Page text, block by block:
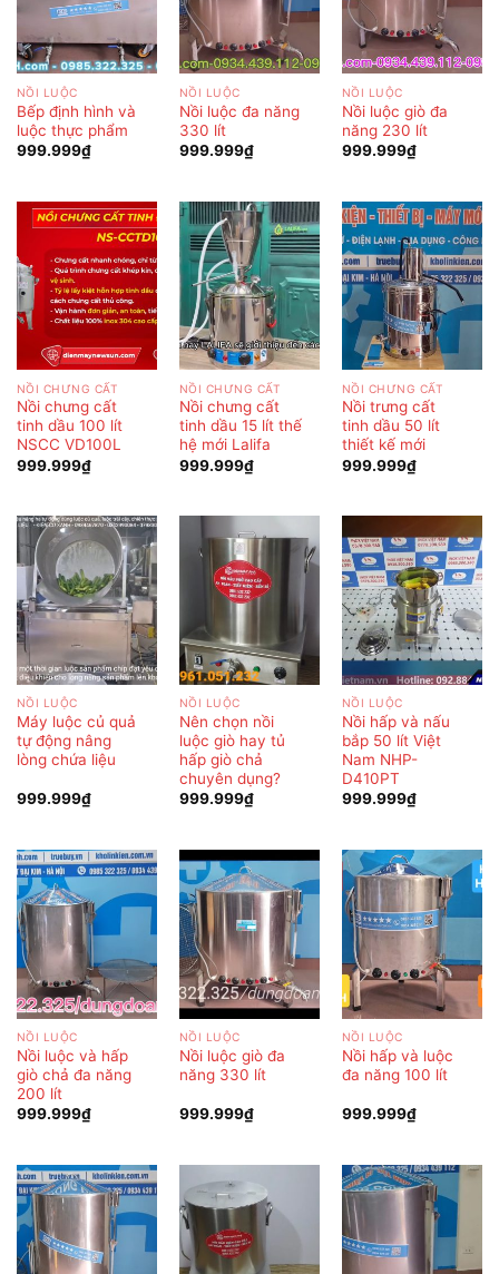
NỒI LUỘC
Bếp định hình và
luộc thực phẩm
999.999₫
NỒI LUỘC
Nồi luộc đa năng
330 lít
999.999₫
NỒI LUỘC
Nồi luộc giò đa
năng 230 lít
999.999₫
NỒI CHƯNG CẤT
Nồi chưng cất
tinh dầu 100 lít
NSCC VD100L
999.999₫
NỒI CHƯNG CẤT
Nồi chưng cất
tinh dầu 15 lít thế
hệ mới Lalifa
999.999₫
NỒI CHƯNG CẤT
Nồi trưng cất
tinh dầu 50 lít
thiết kế mới
999.999₫
NỒI LUỘC
Máy luộc củ quả
tự động nâng
lòng chứa liệu
999.999₫
NỒI LUỘC
Nên chọn nồi
luộc giò hay tủ
hấp giò chả
chuyên dụng?
999.999₫
NỒI LUỘC
Nồi hấp và nấu
bắp 50 lít Việt
Nam NHP-
D410PT
999.999₫
NỒI LUỘC
Nồi luộc và hấp
giò chả đa năng
200 lít
999.999₫
NỒI LUỘC
Nồi luộc giò đa
năng 330 lít
999.999₫
NỒI LUỘC
Nồi hấp và luộc
đa năng 100 lít
999.999₫